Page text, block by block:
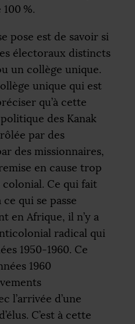
100 %.
pose est de savoir si
électoraux distincts
un collège unique.
unique qui est
qu’à cette
des Kanak
par des
des missionnaires,
en cause trop
Ce qui fait
qui se passe
en Afrique, il n’y a
radical qui
1950-1960. Ce
1960
l’arrivée d’une
C’est à cette